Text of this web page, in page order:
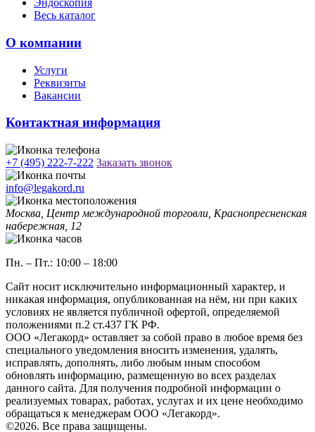
Эндоскопия
Весь каталог
О компании
Услуги
Реквизиты
Вакансии
Контактная информация
+7 (495) 222-7-222 Заказать звонок
info@legakord.ru
Москва, Центр международной торговли, Краснопресненская
набережная, 12
Пн. – Пт.: 10:00 – 18:00
Сайт носит исключительно информационный характер, и
никакая информация, опубликованная на нём, ни при каких
условиях не является публичной офертой, определяемой
положениями п.2 ст.437 ГК РФ.
ООO «Легакорд» оставляет за собой право в любое время без
специального уведомления вносить изменения, удалять,
исправлять, дополнять, либо любым иным способом
обновлять информацию, размещенную во всех разделах
данного сайта. Для получения подробной информации о
реализуемых товарах, работах, услугах и их цене необходимо
обращаться к менеджерам ООО «Легакорд».
©2026. Все права защищены.